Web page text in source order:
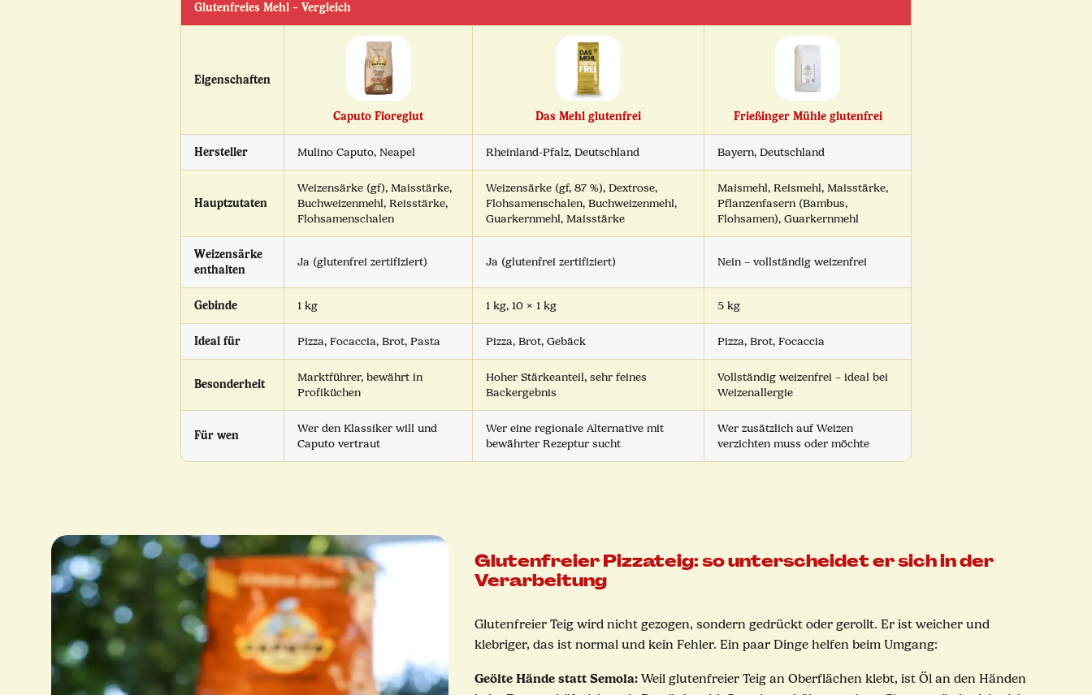
Glutenfreies Mehl – Vergleich
Eigenschaften
Caputo Fioreglut Das Mehl glutenfrei Frießinger Mühle glutenfrei
Hersteller Mulino Caputo, Neapel Rheinland-Pfalz, Deutschland Bayern, Deutschland
Hauptzutaten
Weizensärke (gf), Maisstärke,
Buchweizenmehl, Reisstärke,
Flohsamenschalen
Weizensärke (gf, 87 %), Dextrose,
Flohsamenschalen, Buchweizenmehl,
Guarkernmehl, Maisstärke
Maismehl, Reismehl, Maisstärke,
Pflanzenfasern (Bambus,
Flohsamen), Guarkernmehl
Weizensärke
enthalten
Ja (glutenfrei zertifiziert) Ja (glutenfrei zertifiziert) Nein – vollständig weizenfrei
Gebinde 1 kg 1 kg, 10 × 1 kg 5 kg
Ideal für Pizza, Focaccia, Brot, Pasta Pizza, Brot, Gebäck Pizza, Brot, Focaccia
Besonderheit
Marktführer, bewährt in
Profiküchen
Hoher Stärkeanteil, sehr feines
Backergebnis
Vollständig weizenfrei – ideal bei
Weizenallergie
Für wen
Wer den Klassiker will und
Caputo vertraut
Wer eine regionale Alternative mit
bewährter Rezeptur sucht
Wer zusätzlich auf Weizen
verzichten muss oder möchte
Glutenfreier Pizzateig: so unterscheidet er sich in der
Verarbeitung
Glutenfreier Teig wird nicht gezogen, sondern gedrückt oder gerollt. Er ist weicher und
klebriger, das ist normal und kein Fehler. Ein paar Dinge helfen beim Umgang:
Geölte Hände statt Semola: Weil glutenfreier Teig an Oberflächen klebt, ist Öl an den Händen